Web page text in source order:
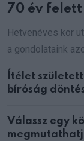
70 év felett
Hetvenéves kor
a gondolataink
Ítélet
bíróság
Válassz egy